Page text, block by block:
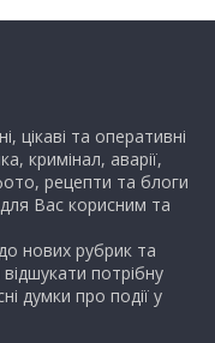
цікаві та оперативні
кримінал, аварії,
рецепти та блоги
Вас корисним та
нових рубрик та
потрібну
думки про події у